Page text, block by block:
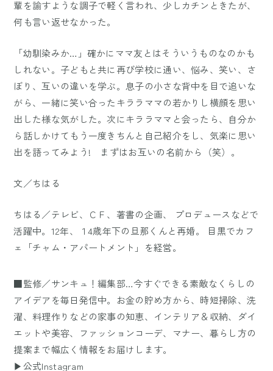
輩を諭すような調子で軽く言われ、少しカチンときたが、
何も言い返せなかった。
「幼馴染みか…」確かにママ友とはそういうものなのかも
しれない。子どもと共に再び学校に通い、悩み、笑い、さ
ぼり、互いの違いを学ぶ。息子の小さな背中を目で追いな
がら、一緒に笑い合ったキララママの若かりし横顔を思い
出した様な気がした。次にキララママと会ったら、自分か
ら話しかけてもう一度きちんと自己紹介をし、気楽に思い
出を語ってみよう! まずはお互いの名前から（笑）。
文／ちはる
ちはる／テレビ、ＣＦ、著書の企画、 プロデュースなどで
活躍中。12年、１4歳年下の旦那くんと再婚。 目黒でカフ
ェ「チャム・アパートメント」を経営。
■監修／サンキュ！編集部…今すぐできる素敵なくらしの
アイデアを毎日発信中。お金の貯め方から、時短掃除、洗
濯、料理作りなどの家事の知恵、インテリア＆収納、ダイ
エットや美容、ファッションコーデ、マナー、暮らし方の
提案まで幅広く情報をお届けします。
▶公式Instagram